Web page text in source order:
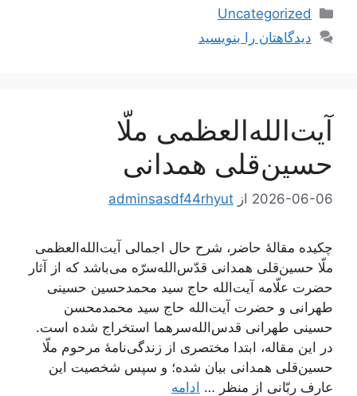
دسته‌ها
Uncategorized
دیدگاهتان را بنویسید
آیت‌الله‌العظمی ملّا
حسین‌قلی همدانی
2026-06-06 از adminsasdf44rhyut
چکیده مقالۀ حاضر، شرح حال اجمالی آیت‌الله‌العظمی
ملّا حسین‌قلی همدانی قدّس‌الله‌سرّه می‌باشد که از آثار
حضرت علّامه آیت‌الله حاج سید محمدحسین حسینی
طهرانی و حضرت آیت‌الله حاج سید محمدمحسن
حسینی طهرانی قدس‌الله‌سرهما استخراج شده است.
در این مقاله، ابتدا مختصری از زندگی‌نامۀ مرحوم ملّا
حسین‌قلی همدانی بیان شده؛ و سپس شخصیت این
عارف ربّانی از منظر … ادامه